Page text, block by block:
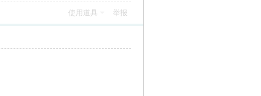
使用道具 举报